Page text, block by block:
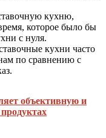
кухню,
которое было бы
с нуля.
кухни часто
по сравнению с
объективную и